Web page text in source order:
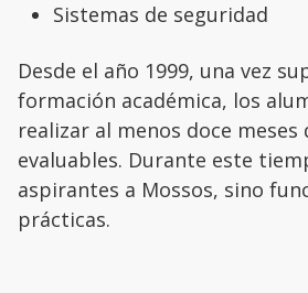
Sistemas de seguridad
Desde el año 1999, una vez
formación académica, los
realizar al menos doce meses
evaluables. Durante este
aspirantes a Mossos, sino
prácticas.